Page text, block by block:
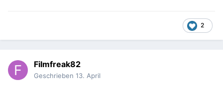
2
Filmfreak82
Geschrieben 13. April